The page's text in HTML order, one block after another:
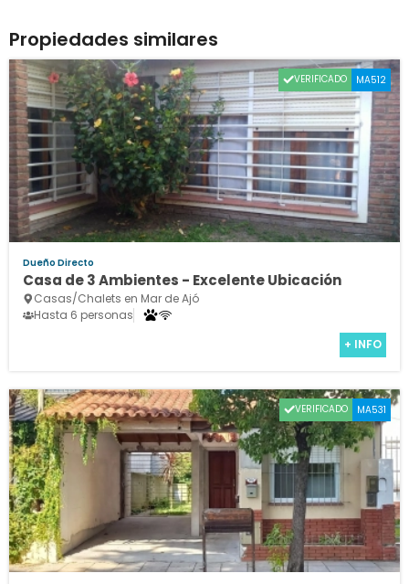
Propiedades similares
VERIFICADO MA512
Dueño Directo
Casa de 3 Ambientes - Excelente Ubicación
Casas/Chalets en Mar de Ajó
Hasta 6 personas
+ INFO
VERIFICADO MA531